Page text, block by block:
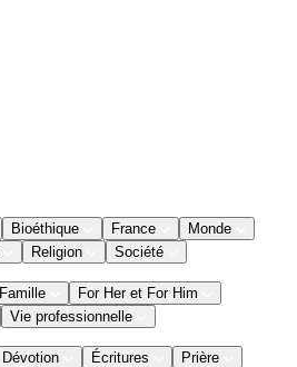
Bioéthique France
Monde
Religion Société
Famille
For Her et For Him
Vie professionnelle
Dévotion Écritures
Prière